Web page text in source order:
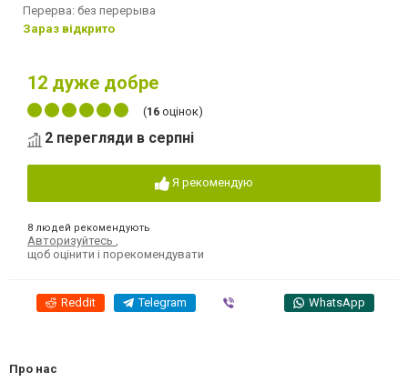
Перерва: без перерыва
Зараз відкрито
12 дуже добре
(16 оцінок)
2 перегляди в серпні
Я рекомендую
8 людей рекомендують
Авторизуйтесь
щоб оцінити і порекомендувати
Reddit Telegram WhatsApp
Про нас